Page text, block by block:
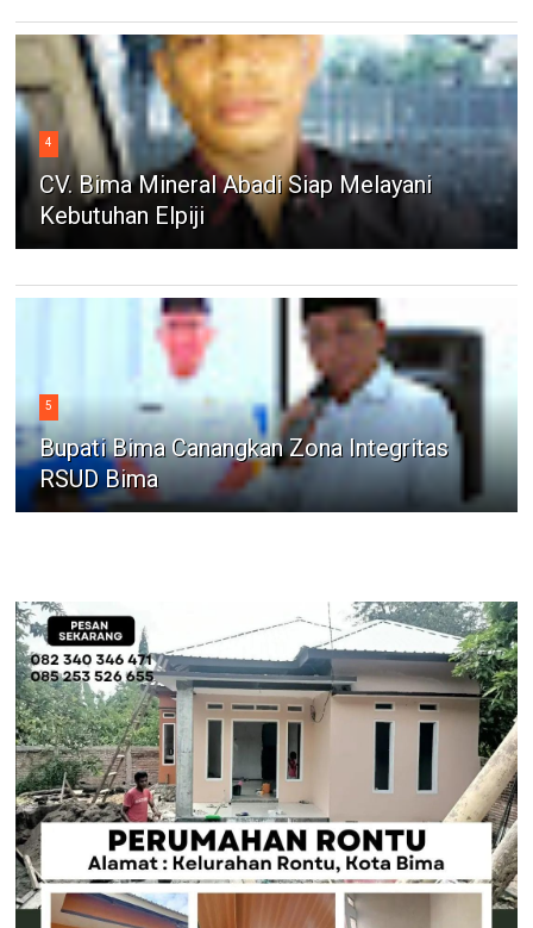
4
CV. Bima Mineral Abadi Siap Melayani
Kebutuhan Elpiji
5
Bupati Bima Canangkan Zona Integritas
RSUD Bima